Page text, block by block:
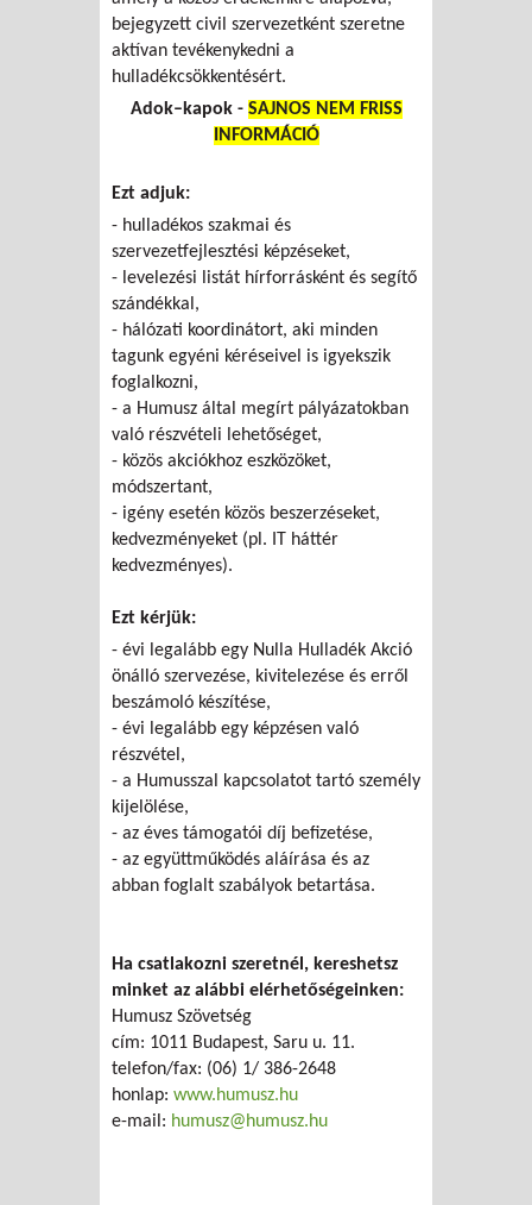
bejegyzett civil szervezetként szeretne
aktívan tevékenykedni a
hulladékcsökkentésért.
Adok–kapok - SAJNOS NEM FRISS
INFORMÁCIÓ
Ezt adjuk:
- hulladékos szakmai és
szervezetfejlesztési képzéseket,
- levelezési listát hírforrásként és segítő
szándékkal,
- hálózati koordinátort, aki minden
tagunk egyéni kéréseivel is igyekszik
foglalkozni,
- a Humusz által megírt pályázatokban
való részvételi lehetőséget,
- közös akciókhoz eszközöket,
módszertant,
- igény esetén közös beszerzéseket,
kedvezményeket (pl. IT háttér
kedvezményes).
Ezt kérjük:
- évi legalább egy Nulla Hulladék Akció
önálló szervezése, kivitelezése és erről
beszámoló készítése,
- évi legalább egy képzésen való
részvétel,
- a Humusszal kapcsolatot tartó személy
kijelölése,
- az éves támogatói díj befizetése,
- az együttműködés aláírása és az
abban foglalt szabályok betartása.
Ha csatlakozni szeretnél, kereshetsz
minket az alábbi elérhetőségeinken:
Humusz Szövetség
cím: 1011 Budapest, Saru u. 11.
telefon/fax: (06) 1/ 386-2648
honlap: www.humusz.hu
e-mail: humusz@humusz.hu